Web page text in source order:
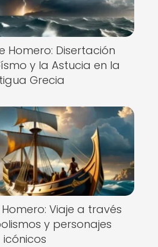
Homero: Disertación
y la Astucia en la
Grecia
Viaje a través
y personajes
icónicos